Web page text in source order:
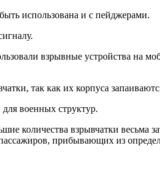
использована и с пейджерами.
взрывные устройства на
так как их корпуса
военных структур.
количества взрывчатки весьма
прибывающих из